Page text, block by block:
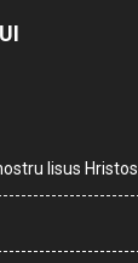
Iisus Hristos